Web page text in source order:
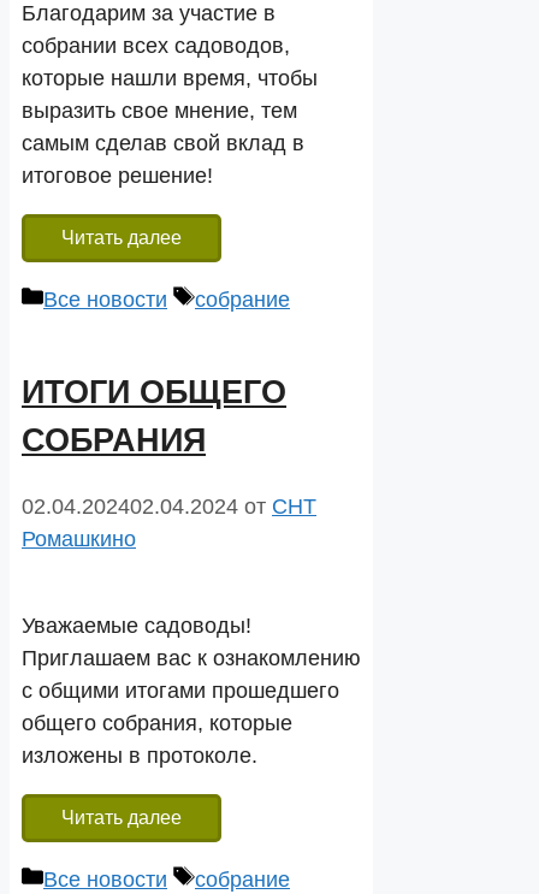
Благодарим за участие в
собрании всех садоводов,
которые нашли время, чтобы
выразить свое мнение, тем
самым сделав свой вклад в
итоговое решение!
Читать далее
Рубрики
Все новости Метки
собрание
ИТОГИ ОБЩЕГО
СОБРАНИЯ
02.04.202402.04.2024 от СНТ
Ромашкино
Уважаемые садоводы!
Приглашаем вас к ознакомлению
с общими итогами прошедшего
общего собрания, которые
изложены в протоколе.
Читать далее
Рубрики
Все новости Метки
собрание